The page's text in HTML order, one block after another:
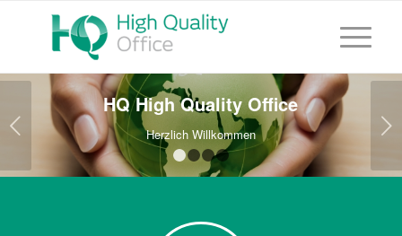
HQ High Quality Office
Herzlich Willkommen Weiter
1 2 3 4